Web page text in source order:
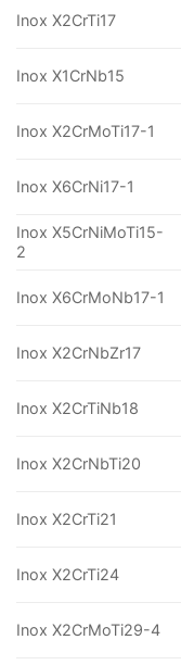
Inox X2CrTi17
Inox X1CrNb15
Inox X2CrMoTi17-1
Inox X6CrNi17-1
Inox X5CrNiMoTi15-
2
Inox X6CrMoNb17-1
Inox X2CrNbZr17
Inox X2CrTiNb18
Inox X2CrNbTi20
Inox X2CrTi21
Inox X2CrTi24
Inox X2CrMoTi29-4